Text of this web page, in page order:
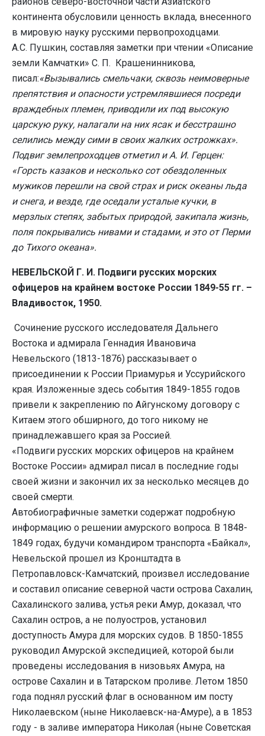
континента обусловили ценность вклада, внесенного
в мировую науку русскими первопроходцами.
А.С. Пушкин, составляя заметки при чтении «Описание
земли Камчатки» С. П. Крашенинникова,
писал:«Вызывались смельчаки, сквозь неимоверные
препятствия и опасности устремлявшиеся посреди
враждебных племен, приводили их под высокую
царскую руку, налагали на них ясак и бесстрашно
селились между сими в своих жалких острожках».
Подвиг землепроходцев отметил и А. И. Герцен:
«Горсть казаков и несколько сот обездоленных
мужиков перешли на свой страх и риск океаны льда
и снега, и везде, где оседали усталые кучки, в
мерзлых степях, забытых природой, закипала жизнь,
поля покрывались нивами и стадами, и это от Перми
до Тихого океана».
НЕВЕЛЬСКОЙ Г. И. Подвиги русских морских
офицеров на крайнем востоке России 1849-55 гг. –
Владивосток, 1950.
Сочинение русского исследователя Дальнего
Востока и адмирала Геннадия Ивановича
Невельского (1813-1876) рассказывает о
присоединении к России Приамурья и Уссурийского
края. Изложенные здесь события 1849-1855 годов
привели к закреплению по Айгунскому договору с
Китаем этого обширного, до того никому не
принадлежавшего края за Россией.
«Подвиги русских морских офицеров на крайнем
Востоке России» адмирал писал в последние годы
своей жизни и закончил их за несколько месяцев до
своей смерти.
Автобиографичные заметки содержат подробную
информацию о решении амурского вопроса. В 1848-
1849 годах, будучи командиром транспорта «Байкал»,
Невельской прошел из Кронштадта в
Петропавловск-Камчатский, произвел исследование
и составил описание северной части острова Сахалин,
Сахалинского залива, устья реки Амур, доказал, что
Сахалин остров, а не полуостров, установил
доступность Амура для морских судов. В 1850-1855
руководил Амурской экспедицией, которой были
проведены исследования в низовьях Амура, на
острове Сахалин и в Татарском проливе. Летом 1850
года поднял русский флаг в основанном им посту
Николаевском (ныне Николаевск-на-Амуре), а в 1853
году - в заливе императора Николая (ныне Советская